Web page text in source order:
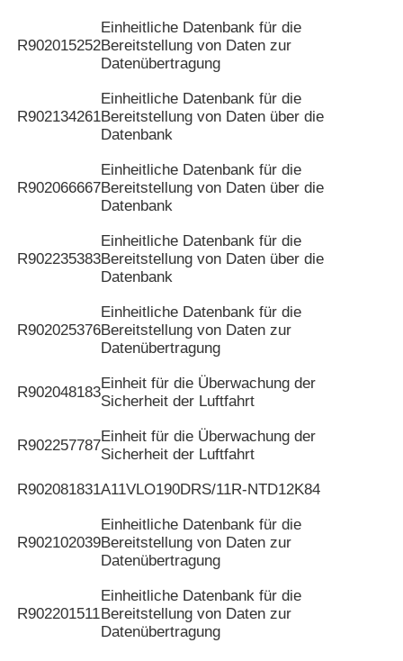
R902015252
Einheitliche Datenbank für die
Bereitstellung von Daten zur
Datenübertragung
R902134261
Einheitliche Datenbank für die
Bereitstellung von Daten über die
Datenbank
R902066667
Einheitliche Datenbank für die
Bereitstellung von Daten über die
Datenbank
R902235383
Einheitliche Datenbank für die
Bereitstellung von Daten über die
Datenbank
R902025376
Einheitliche Datenbank für die
Bereitstellung von Daten zur
Datenübertragung
R902048183
Einheit für die Überwachung der
Sicherheit der Luftfahrt
R902257787
Einheit für die Überwachung der
Sicherheit der Luftfahrt
R902081831A11VLO190DRS/11R-NTD12K84
R902102039
Einheitliche Datenbank für die
Bereitstellung von Daten zur
Datenübertragung
R902201511
Einheitliche Datenbank für die
Bereitstellung von Daten zur
Datenübertragung